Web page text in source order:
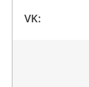
VK: